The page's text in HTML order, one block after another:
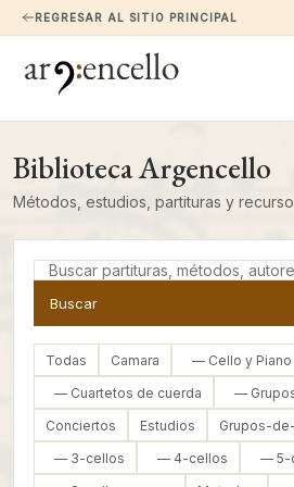
REGRESAR AL SITIO PRINCIPAL
Biblioteca Argencello
Métodos, estudios, partituras y
Buscar
Todas Camara
— Cello y Piano
— Cuartetos de cuerda
—
Conciertos
Estudios Grupos-
— 3-cellos
— 4-cellos — 5-